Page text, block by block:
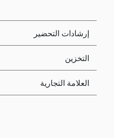
إرشادات التحضير
التخزين
العلامة التجارية